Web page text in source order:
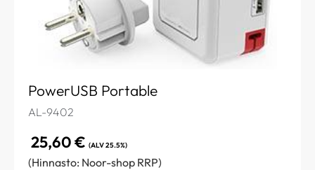
PowerUSB Portable
AL-9402
25,60€ (ALV 25.5%)
(Hinnasto: Noor-shop RRP)